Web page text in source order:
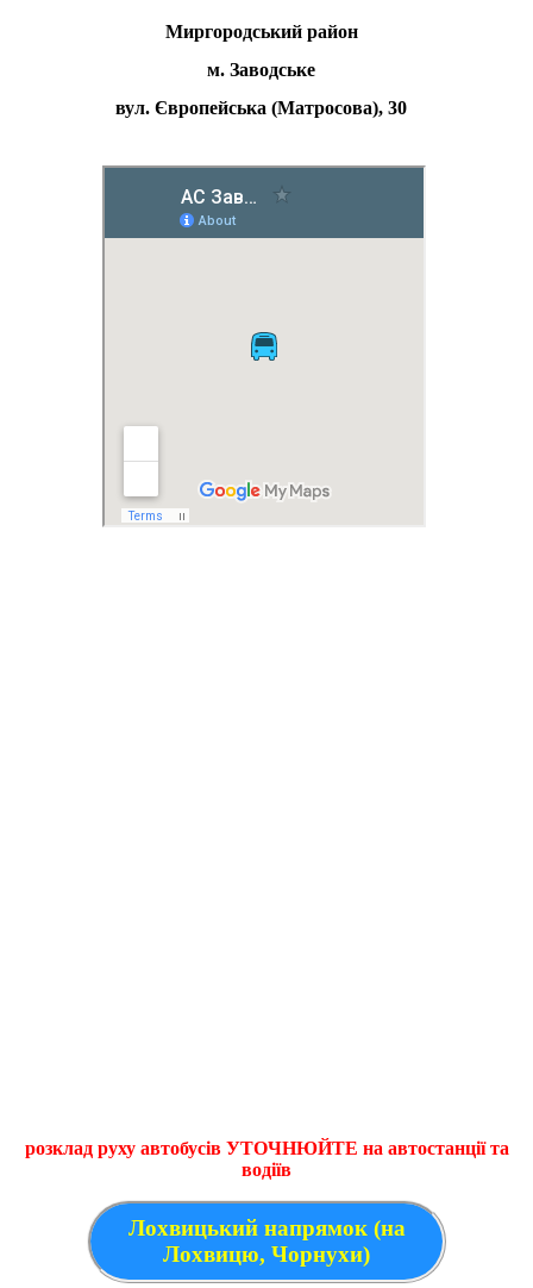
Миргородський район
м. Заводське
вул. Європейська (Матросова), 30
розклад руху автобусів УТОЧНЮЙТЕ на автостанції та
водіїв
Лохвицький напрямок (на
Лохвицю, Чорнухи)